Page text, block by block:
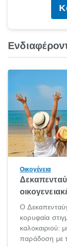
Οικογένεια
Ο
κορυφαία
καλοκαιριού:
παράδοση με